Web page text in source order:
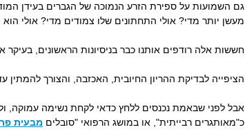
גם השמועות על ספירת הזרע הנמוכה של הגברים בעידן
מעשן יותר מדי? אולי התחתונים שלו צמודים מדי? אולי
חששות אלה רודפים אותנו כבר בניסיונות הראשונים, בעיקר
הציפייה לבדיקת ההריון החיובית, האכזבה, והצורך
אבל לפני שבאמת נכנסים ללחץ כדאי לקחת נשימה עמוקה,
כ"מאותגרים רבייתית", או במושג הרפואי "סובלים מבעית